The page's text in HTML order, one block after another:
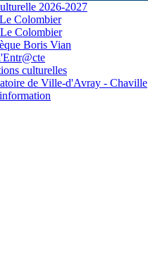
2026-2027
Colombier
Colombier
Boris Vian
culturelles
de Ville-d'Avray - Chaville